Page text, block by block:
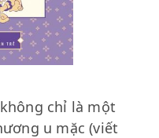
chỉ là một
u mặc (viết